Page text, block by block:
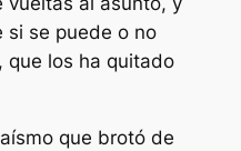
si se puede o no
que los ha quitado
que brotó de